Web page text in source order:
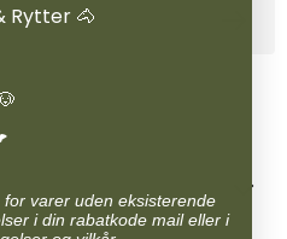
Rytter 🐴
varer uden eksisterende
i din rabatkode mail eller i